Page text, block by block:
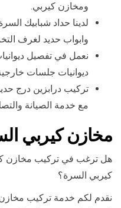
ومخازن كيربي.
لدينا حداد شبابيك
وابواب حديد لغرف
نعمل في تفصيل
ديوانيات جلسات
تركيب درابزين درج
مع خدمة الصيانة
مخازن كيربي
هل ترغب في تركيب مخازن
كيربي السرة؟
نقدم لكم خدمة تركيب مخازن